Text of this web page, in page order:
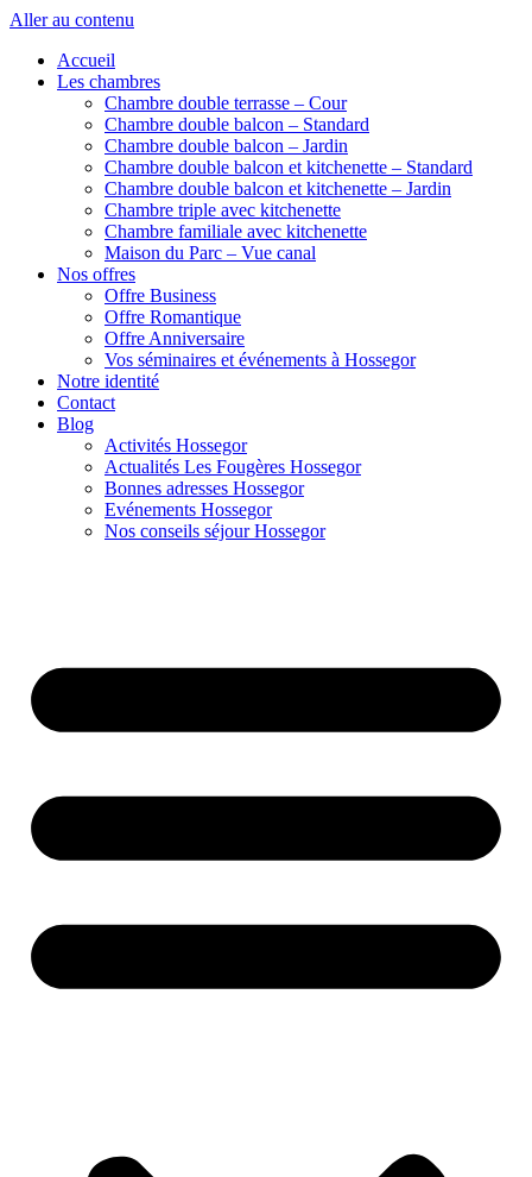
Aller au contenu
Accueil
Les chambres
Chambre double terrasse – Cour
Chambre double balcon – Standard
Chambre double balcon – Jardin
Chambre double balcon et kitchenette – Standard
Chambre double balcon et kitchenette – Jardin
Chambre triple avec kitchenette
Chambre familiale avec kitchenette
Maison du Parc – Vue canal
Nos offres
Offre Business
Offre Romantique
Offre Anniversaire
Vos séminaires et événements à Hossegor
Notre identité
Contact
Blog
Activités Hossegor
Actualités Les Fougères Hossegor
Bonnes adresses Hossegor
Evénements Hossegor
Nos conseils séjour Hossegor